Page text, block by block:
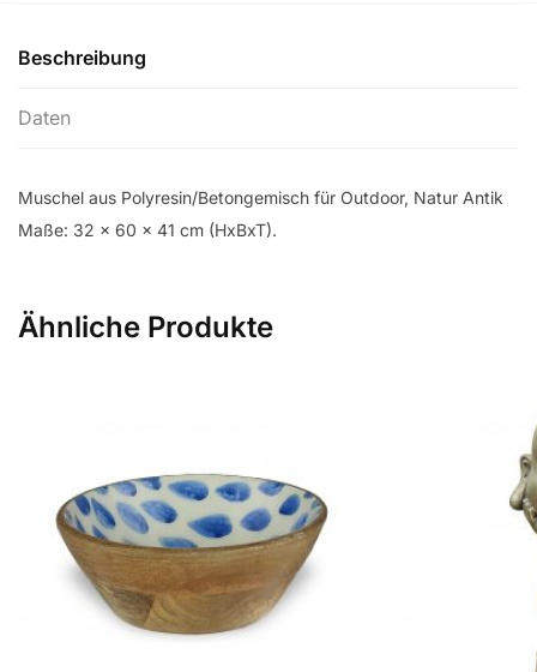
Beschreibung
Daten
Muschel aus Polyresin/Betongemisch für Outdoor, Natur Antik
Maße: 32 x 60 x 41 cm (HxBxT).
Ähnliche Produkte